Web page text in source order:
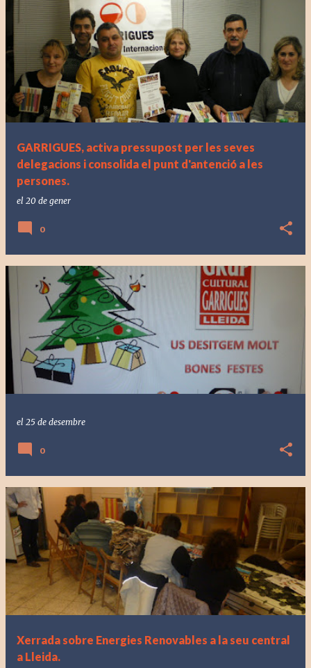
GARRIGUES, activa pressupost per les seves
delegacions i consolida el punt d'antenció a les
persones.
el 20 de gener
0
el 25 de desembre
0
Xerrada sobre Energies Renovables a la seu central
a Lleida.